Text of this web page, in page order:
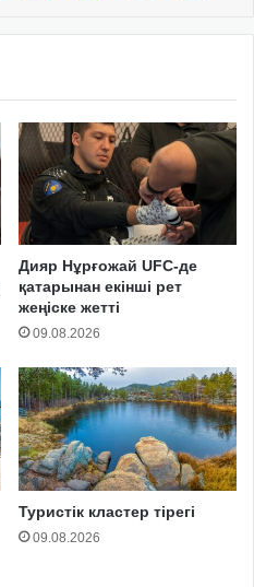
Дияр Нұрғожай UFC-де
қатарынан екінші рет
жеңіске жетті
09.08.2026
Туристік кластер тірегі
09.08.2026